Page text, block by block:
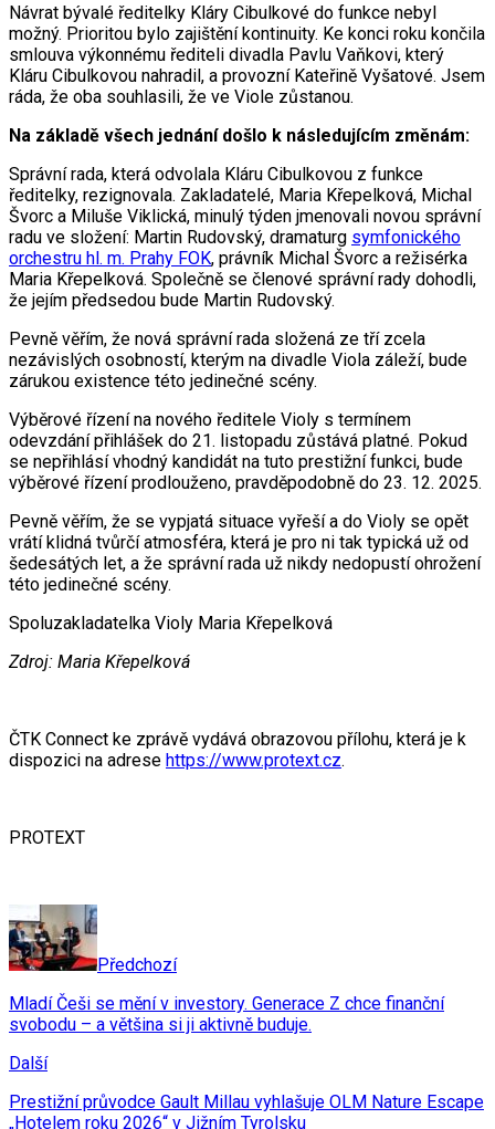
Návrat bývalé ředitelky Kláry Cibulkové do funkce nebyl
možný. Prioritou bylo zajištění kontinuity. Ke konci roku končila
smlouva výkonnému řediteli divadla Pavlu Vaňkovi, který
Kláru Cibulkovou nahradil, a provozní Kateřině Vyšatové. Jsem
ráda, že oba souhlasili, že ve Viole zůstanou.
Na základě všech jednání došlo k následujícím změnám:
Správní rada, která odvolala Kláru Cibulkovou z funkce
ředitelky, rezignovala. Zakladatelé, Maria Křepelková, Michal
Švorc a Miluše Viklická, minulý týden jmenovali novou správní
radu ve složení: Martin Rudovský, dramaturg symfonického
orchestru hl. m. Prahy FOK, právník Michal Švorc a režisérka
Maria Křepelková. Společně se členové správní rady dohodli,
že jejím předsedou bude Martin Rudovský.
Pevně věřím, že nová správní rada složená ze tří zcela
nezávislých osobností, kterým na divadle Viola záleží, bude
zárukou existence této jedinečné scény.
Výběrové řízení na nového ředitele Violy s termínem
odevzdání přihlášek do 21. listopadu zůstává platné. Pokud
se nepřihlásí vhodný kandidát na tuto prestižní funkci, bude
výběrové řízení prodlouženo, pravděpodobně do 23. 12. 2025.
Pevně věřím, že se vypjatá situace vyřeší a do Violy se opět
vrátí klidná tvůrčí atmosféra, která je pro ni tak typická už od
šedesátých let, a že správní rada už nikdy nedopustí ohrožení
této jedinečné scény.
Spoluzakladatelka Violy Maria Křepelková
Zdroj: Maria Křepelková
ČTK Connect ke zprávě vydává obrazovou přílohu, která je k
dispozici na adrese https://www.protext.cz.
PROTEXT
Předchozí
Mladí Češi se mění v investory. Generace Z chce finanční
svobodu – a většina si ji aktivně buduje.
Další
Prestižní průvodce Gault Millau vyhlašuje OLM Nature Escape
„Hotelem roku 2026“ v Jižním Tyrolsku